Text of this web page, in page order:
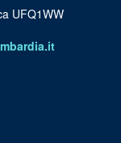
UFQ1WW